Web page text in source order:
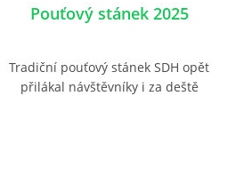
Pouťový stánek 2025
Tradiční pouťový stánek SDH opět
přilákal návštěvníky i za deště